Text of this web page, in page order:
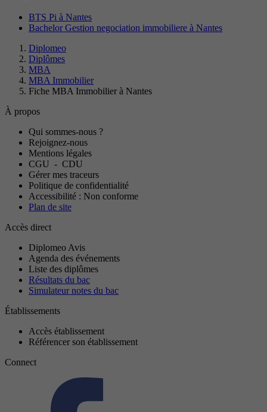
BTS Pi à Nantes
Bachelor Gestion negociation immobiliere à Nantes
Diplomeo
Diplômes
MBA
MBA Immobilier
Fiche MBA Immobilier à Nantes
À propos
Qui sommes-nous ?
Rejoignez-nous
Mentions légales
CGU - CDU
Gérer mes traceurs
Politique de confidentialité
Accessibilité : Non conforme
Plan de site
Accès direct
Diplomeo Avis
Agenda des événements
Liste des diplômes
Résultats du bac
Simulateur notes du bac
Établissements
Accès établissement
Référencer son établissement
Connect